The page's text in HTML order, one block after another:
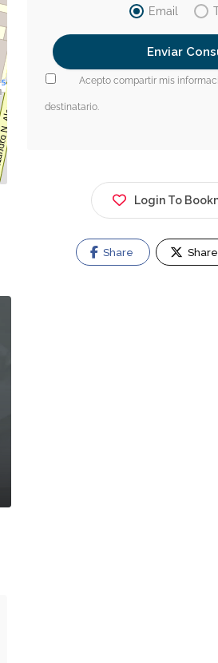
Email
Acepto compartir mis
destinatario.
Login To
Share Share